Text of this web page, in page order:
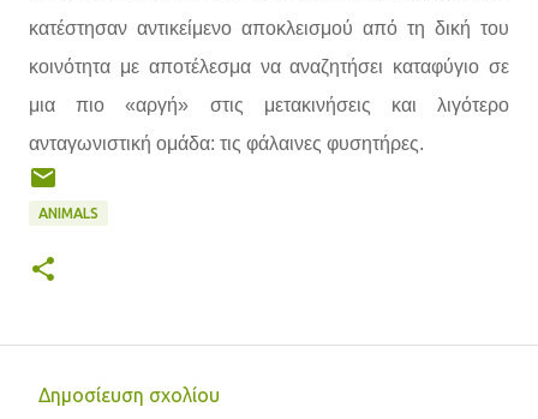
κατέστησαν αντικείμενο αποκλεισμού από τη δική του
κοινότητα με αποτέλεσμα να αναζητήσει καταφύγιο σε
μια πιο «αργή» στις μετακινήσεις και λιγότερο
ανταγωνιστική ομάδα: τις φάλαινες φυσητήρες.
ANIMALS
Δημοσίευση σχολίου